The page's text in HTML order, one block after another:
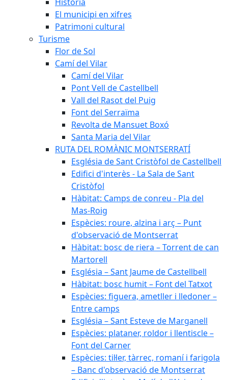
El municipi en xifres
Patrimoni cultural
Turisme
Flor de Sol
Camí del Vilar
Camí del Vilar
Pont Vell de Castellbell
Vall del Rasot del Puig
Font del Serraïma
Revolta de Mansuet Boxó
Santa Maria del Vilar
RUTA DEL ROMÀNIC MONTSERRATÍ
Església de Sant Cristòfol de Castellbell
Edifici d'interès - La Sala de Sant
Cristòfol
Hàbitat: Camps de conreu - Pla del
Mas-Roig
Espècies: roure, alzina i arç – Punt
d'observació de Montserrat
Hàbitat: bosc de riera – Torrent de can
Martorell
Església – Sant Jaume de Castellbell
Hàbitat: bosc humit – Font del Tatxot
Espècies: figuera, ametller i lledoner –
Entre camps
Església – Sant Esteve de Marganell
Espècies: plataner, roldor i llentiscle –
Font del Carner
Espècies: til·ler, tàrrec, romaní i farigola
– Banc d'observació de Montserrat